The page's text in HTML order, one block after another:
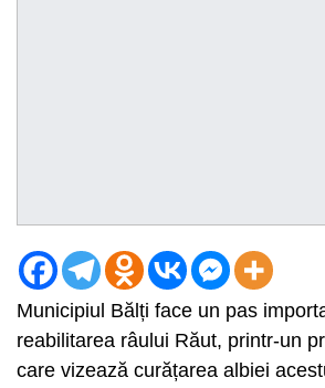
Municipiul Bălți face un pas
reabilitarea râului Răut, printr-un
care vizează curățarea albiei